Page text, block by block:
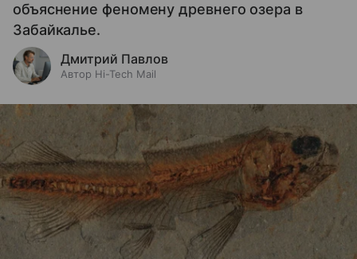
объяснение феномену древнего озера в
Забайкалье.
Дмитрий Павлов
Автор Hi-Tech Mail